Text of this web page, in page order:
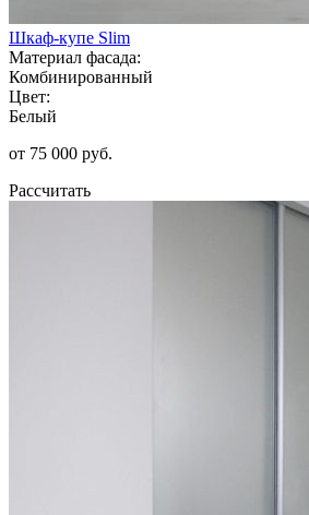
Шкаф-купе Slim
Материал фасада:
Комбинированный
Цвет:
Белый
от 75 000 руб.
Рассчитать